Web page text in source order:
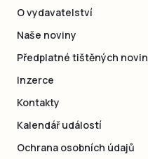
O vydavatelství
Naše noviny
Předplatné tištěných novin
Inzerce
Kontakty
Kalendář událostí
Ochrana osobních údajů